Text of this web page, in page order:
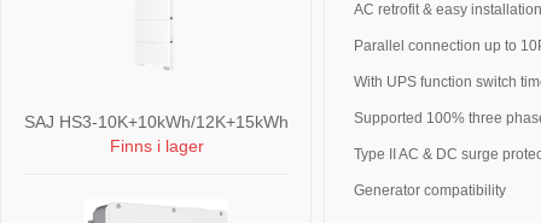
SAJ HS3-10K+10kWh/12K+15kWh
Finns i lager
AC retrofit & easy installation
Parallel connection up to
With UPS function switch
Supported 100% three
Type II AC & DC surge
Generator compatibility